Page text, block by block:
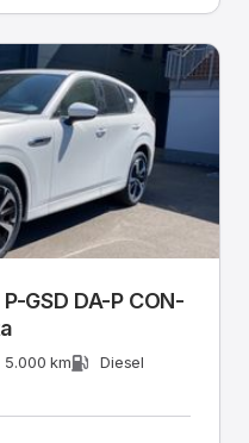
GSD DA-P CON-
5.000 km
Diesel